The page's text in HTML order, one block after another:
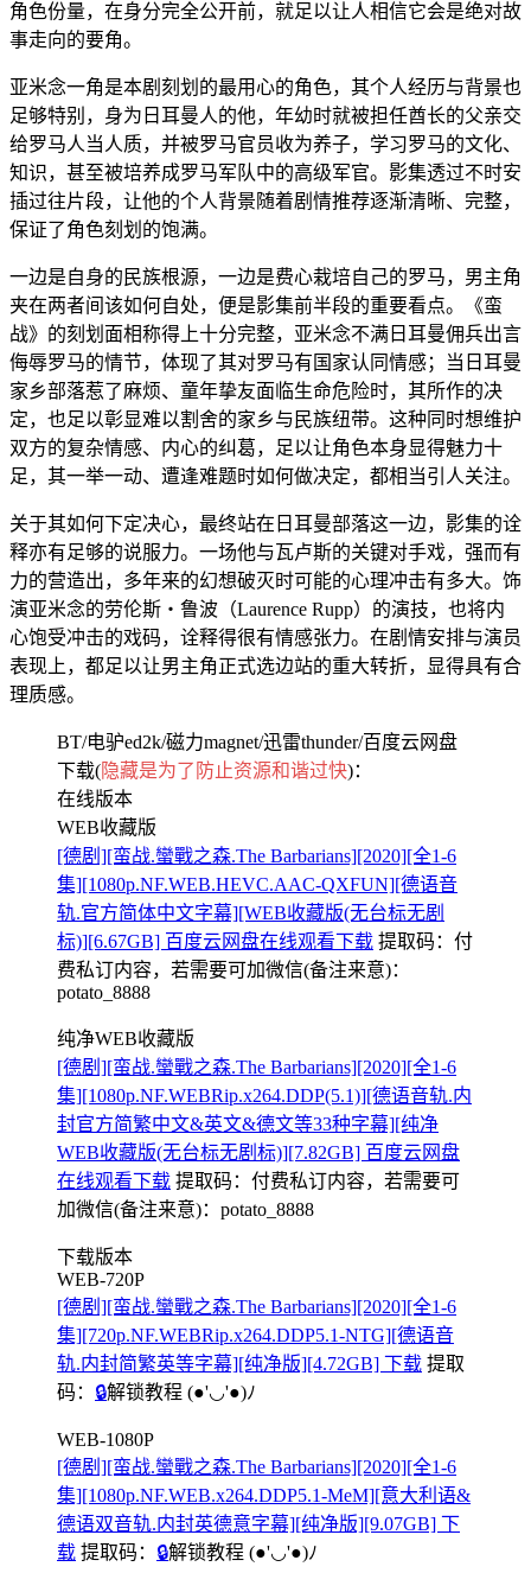
角色份量，在身分完全公开前，就足以让人相信它会是绝对故
事走向的要角。
亚米念一角是本剧刻划的最用心的角色，其个人经历与背景也
足够特别，身为日耳曼人的他，年幼时就被担任酋长的父亲交
给罗马人当人质，并被罗马官员收为养子，学习罗马的文化、
知识，甚至被培养成罗马军队中的高级军官。影集透过不时安
插过往片段，让他的个人背景随着剧情推荐逐渐清晰、完整，
保证了角色刻划的饱满。
一边是自身的民族根源，一边是费心栽培自己的罗马，男主角
夹在两者间该如何自处，便是影集前半段的重要看点。《蛮
战》的刻划面相称得上十分完整，亚米念不满日耳曼佣兵出言
侮辱罗马的情节，体现了其对罗马有国家认同情感；当日耳曼
家乡部落惹了麻烦、童年挚友面临生命危险时，其所作的决
定，也足以彰显难以割舍的家乡与民族纽带。这种同时想维护
双方的复杂情感、内心的纠葛，足以让角色本身显得魅力十
足，其一举一动、遭逢难题时如何做决定，都相当引人关注。
关于其如何下定决心，最终站在日耳曼部落这一边，影集的诠
释亦有足够的说服力。一场他与瓦卢斯的关键对手戏，强而有
力的营造出，多年来的幻想破灭时可能的心理冲击有多大。饰
演亚米念的劳伦斯‧鲁波（Laurence Rupp）的演技，也将内
心饱受冲击的戏码，诠释得很有情感张力。在剧情安排与演员
表现上，都足以让男主角正式选边站的重大转折，显得具有合
理质感。
BT/电驴ed2k/磁力magnet/迅雷thunder/百度云网盘
下载(隐藏是为了防止资源和谐过快)：
在线版本
WEB收藏版
[德剧][蛮战.蠻戰之森.The Barbarians][2020][全1-6
集][1080p.NF.WEB.HEVC.AAC-QXFUN][德语音
轨.官方简体中文字幕][WEB收藏版(无台标无剧
标)][6.67GB] 百度云网盘在线观看下载 提取码： 付
费私订内容，若需要可加微信(备注来意)：
potato_8888
纯净WEB收藏版
[德剧][蛮战.蠻戰之森.The Barbarians][2020][全1-6
集][1080p.NF.WEBRip.x264.DDP(5.1)][德语音轨.内
封官方简繁中文&英文&德文等33种字幕][纯净
WEB收藏版(无台标无剧标)][7.82GB] 百度云网盘
在线观看下载 提取码： 付费私订内容，若需要可
加微信(备注来意)：potato_8888
下载版本
WEB-720P
[德剧][蛮战.蠻戰之森.The Barbarians][2020][全1-6
集][720p.NF.WEBRip.x264.DDP5.1-NTG][德语音
轨.内封简繁英等字幕][纯净版][4.72GB] 下载 提取
码： 🔒解锁教程 (●'◡'●)ﾉ
WEB-1080P
[德剧][蛮战.蠻戰之森.The Barbarians][2020][全1-6
集][1080p.NF.WEB.x264.DDP5.1-MeM][意大利语&
德语双音轨.内封英德意字幕][纯净版][9.07GB] 下
载 提取码： 🔒解锁教程 (●'◡'●)ﾉ